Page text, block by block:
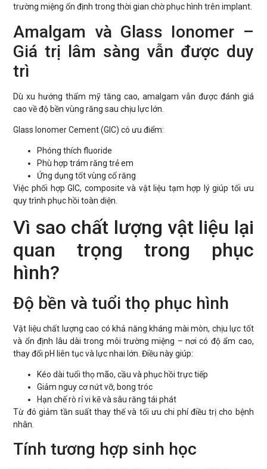
trường miệng ổn định trong thời gian chờ phục hình trên implant.
Amalgam và Glass Ionomer –
Giá trị lâm sàng vẫn được duy
trì
Dù xu hướng thẩm mỹ tăng cao, amalgam vẫn được đánh giá
cao về độ bền vùng răng sau chịu lực lớn.
Glass Ionomer Cement (GIC) có ưu điểm:
Phóng thích fluoride
Phù hợp trám răng trẻ em
Ứng dụng tốt vùng cổ răng
Việc phối hợp GIC, composite và vật liệu tạm hợp lý giúp tối ưu
quy trình phục hồi toàn diện.
Vì sao chất lượng vật liệu lại
quan trọng trong phục
hình?
Độ bền và tuổi thọ phục hình
Vật liệu chất lượng cao có khả năng kháng mài mòn, chịu lực tốt
và ổn định lâu dài trong môi trường miệng – nơi có độ ẩm cao,
thay đổi pH liên tục và lực nhai lớn. Điều này giúp:
Kéo dài tuổi thọ mão, cầu và phục hồi trực tiếp
Giảm nguy cơ nứt vỡ, bong tróc
Hạn chế rò rỉ vi kẽ và sâu răng tái phát
Từ đó giảm tần suất thay thế và tối ưu chi phí điều trị cho bệnh
nhân.
Tính tương hợp sinh học